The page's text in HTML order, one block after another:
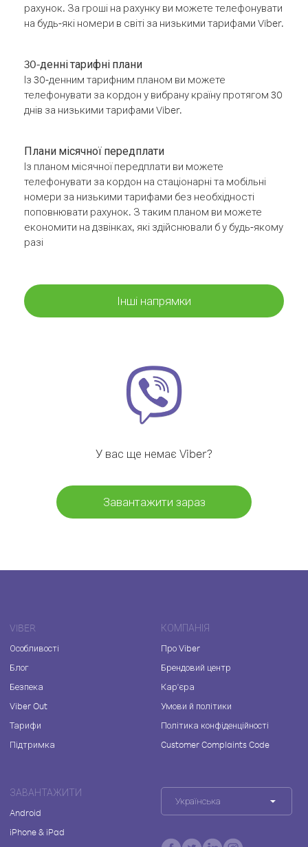
рахунок. За гроші на рахунку ви можете телефонувати
на будь-які номери в світі за низькими тарифами Viber.
30-денні тарифні плани
Із 30-денним тарифним планом ви можете
телефонувати за кордон у вибрану країну протягом 30
днів за низькими тарифами Viber.
Плани місячної передплати
Із планом місячної передплати ви можете
телефонувати за кордон на стаціонарні та мобільні
номери за низькими тарифами без необхідності
поповнювати рахунок. З таким планом ви можете
економити на дзвінках, які здійснювали б у будь-якому
разі
Інші напрямки
У вас ще немає Viber?
Завантажити зараз
VIBER
Особливості
Блог
Безпека
Viber Out
Тарифи
Підтримка
КОМПАНІЯ
Про Viber
Брендовий центр
Кар'єра
Умови й політики
Політика конфіденційності
Customer Complaints Code
ЗАВАНТАЖИТИ
Android
iPhone & iPad
Українська